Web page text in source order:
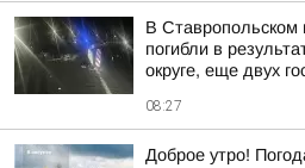
В Ставропольском
погибли в
округе, еще двух
08:27
Доброе утро!